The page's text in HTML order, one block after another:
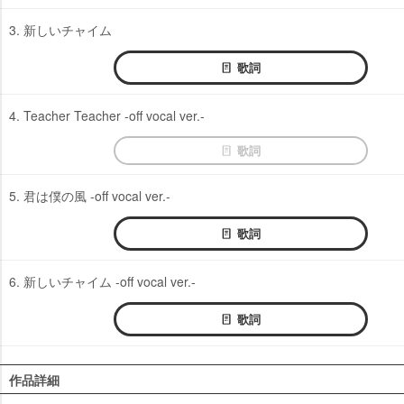
3. 新しいチャイム
歌詞
4. Teacher Teacher -off vocal ver.-
歌詞
5. 君は僕の風 -off vocal ver.-
歌詞
6. 新しいチャイム -off vocal ver.-
歌詞
作品詳細